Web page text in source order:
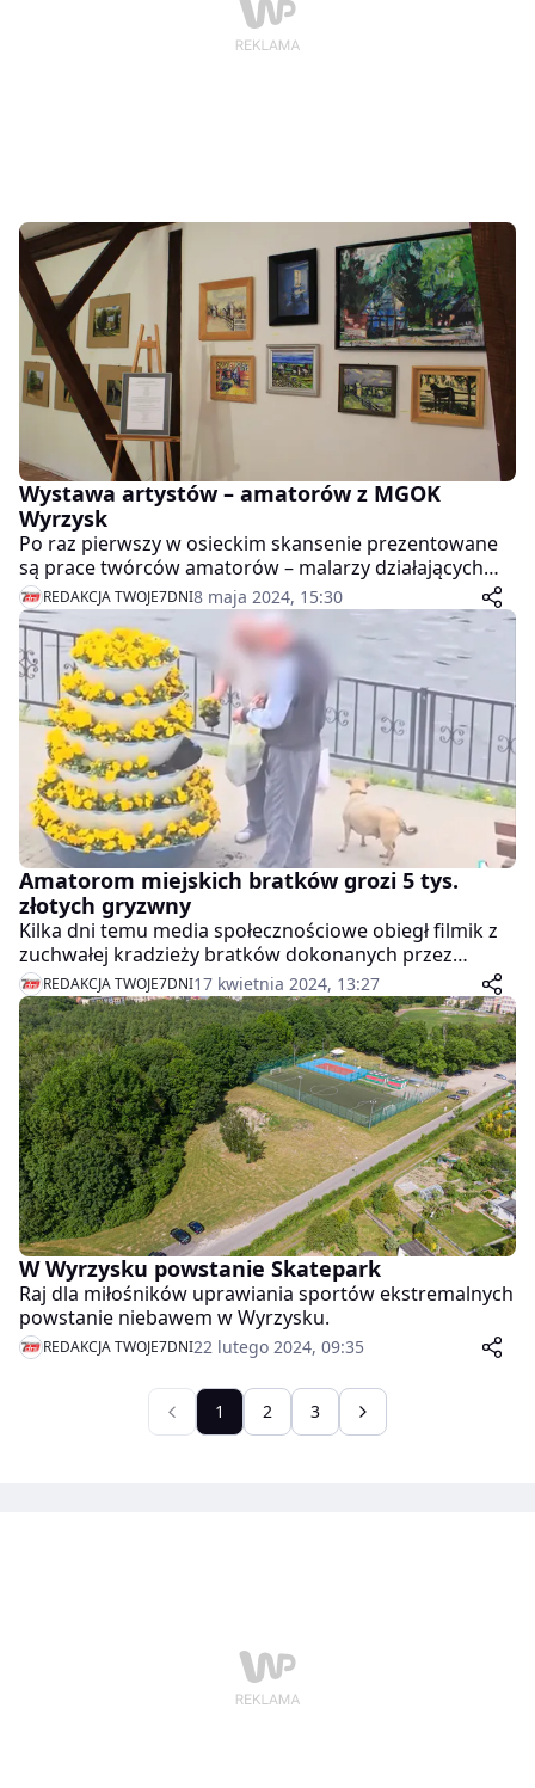
Wystawa artystów – amatorów z MGOK
Wyrzysk
Po raz pierwszy w osieckim skansenie prezentowane
są prace twórców amatorów – malarzy działających
przy Miejsko–Gminnym Ośrodku Kultury w Wyrzysku.
Grupa, zrzeszająca miłośników sztuk pięknych z
Wyrzyska i okolic, działa od roku 2015 pod kierunkiem
Waldemara Malaka.
REDAKCJA TWOJE7DNI8 maja 2024, 15:30
Amatorom miejskich bratków grozi 5 tys.
złotych gryzwny
Kilka dni temu media społecznościowe obiegł filmik z
zuchwałej kradzieży bratków dokonanych przez
dwóch mężczyzn w centrum Wyrzyska. Policjanci już
ustalili ich tożsamość.
REDAKCJA TWOJE7DNI17 kwietnia 2024, 13:27
W Wyrzysku powstanie Skatepark
Raj dla miłośników uprawiania sportów ekstremalnych
powstanie niebawem w Wyrzysku.
REDAKCJA TWOJE7DNI22 lutego 2024, 09:35
1 2 3